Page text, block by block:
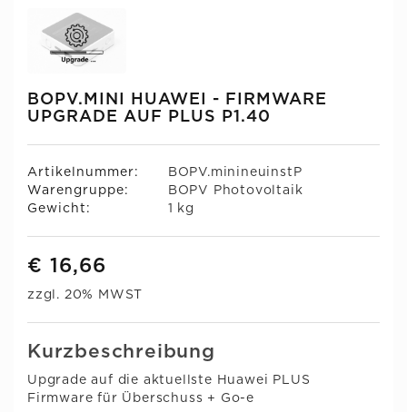
BOPV.MINI HUAWEI - FIRMWARE
UPGRADE AUF PLUS P1.40
Artikelnummer:
BOPV.minineuinstP
Warengruppe:
BOPV Photovoltaik
Gewicht:
1 kg
€ 16,66
zzgl. 20% MWST
Kurzbeschreibung
Upgrade auf die aktuellste Huawei PLUS
Firmware für Überschuss + Go-e